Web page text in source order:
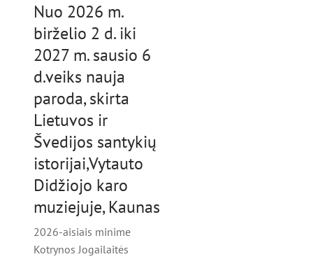
Nuo 2026 m.
birželio 2 d. iki
2027 m. sausio 6
d.veiks nauja
paroda, skirta
Lietuvos ir
Švedijos santykių
istorijai,Vytauto
Didžiojo karo
muziejuje, Kaunas
2026-aisiais minime
Kotrynos Jogailaitės